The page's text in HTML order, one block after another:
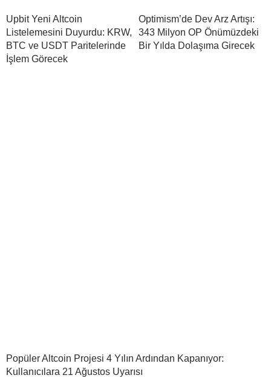
Upbit Yeni Altcoin
Listelemesini Duyurdu: KRW,
BTC ve USDT Paritelerinde
İşlem Görecek
Optimism’de Dev Arz Artışı:
343 Milyon OP Önümüzdeki
Bir Yılda Dolaşıma Girecek
Popüler Altcoin Projesi 4 Yılın Ardından Kapanıyor:
Kullanıcılara 21 Ağustos Uyarısı